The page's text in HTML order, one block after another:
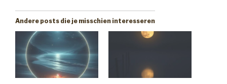
Andere posts die je misschien interesseren